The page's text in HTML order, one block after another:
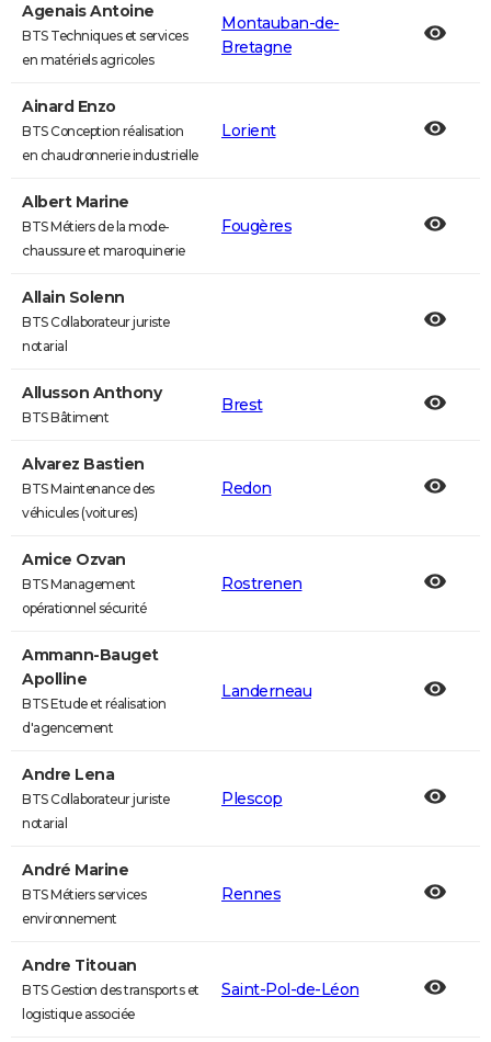
Agenais Antoine
BTS Techniques et services
en matériels agricoles
Montauban-de-
Bretagne
Ainard Enzo
BTS Conception réalisation
en chaudronnerie industrielle
Lorient
Albert Marine
BTS Métiers de la mode-
chaussure et maroquinerie
Fougères
Allain Solenn
BTS Collaborateur juriste
notarial
Allusson Anthony
BTS Bâtiment
Brest
Alvarez Bastien
BTS Maintenance des
véhicules (voitures)
Redon
Amice Ozvan
BTS Management
opérationnel sécurité
Rostrenen
Ammann-Bauget
Apolline
BTS Etude et réalisation
d'agencement
Landerneau
Andre Lena
BTS Collaborateur juriste
notarial
Plescop
André Marine
BTS Métiers services
environnement
Rennes
Andre Titouan
BTS Gestion des transports et
logistique associée
Saint-Pol-de-Léon